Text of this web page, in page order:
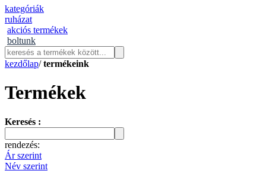
kategóriák
ruházat
akciós termékek
boltunk
kezdőlap/termékeink
Termékek
Keresés :
rendezés:
Ár szerint
Név szerint